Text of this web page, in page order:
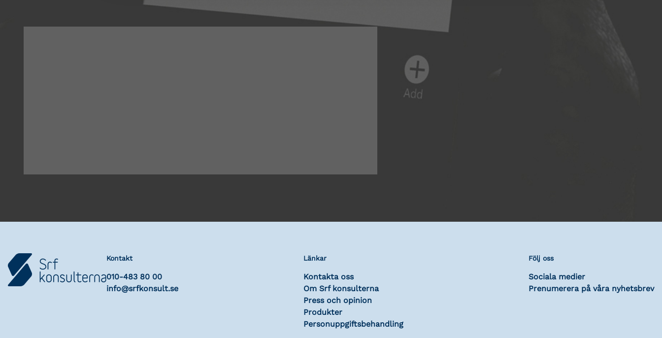
Kontakt
010-483 80 00
info@srfkonsult.se
Länkar
Kontakta oss
Om Srf konsulterna
Press och opinion
Produkter
Personuppgiftsbehandling
Följ oss
Sociala medier
Prenumerera på våra nyhetsbrev